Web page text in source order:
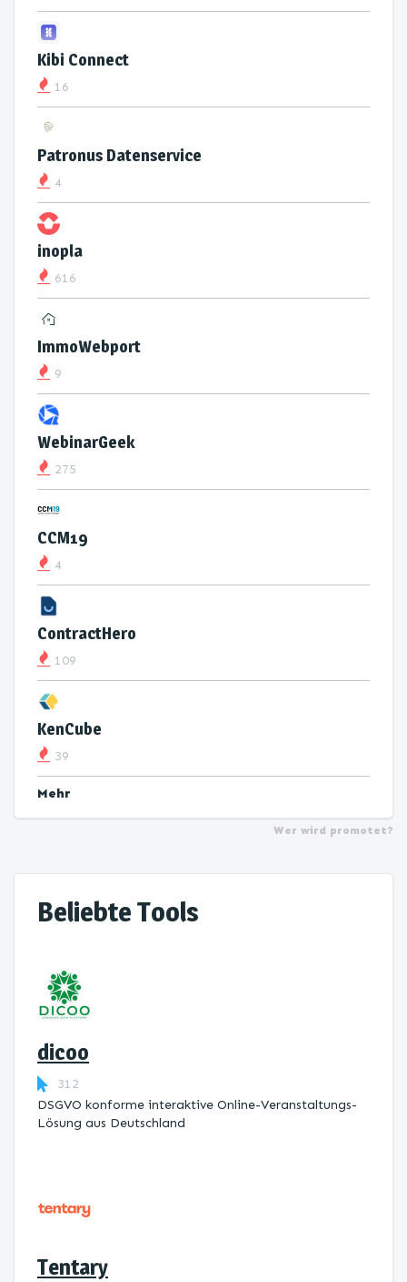
Kibi Connect
16
Patronus Datenservice
4
inopla
616
ImmoWebport
9
WebinarGeek
275
CCM19
4
ContractHero
109
KenCube
39
Mehr
Wer wird promotet?
Beliebte Tools
dicoo
312
DSGVO konforme interaktive Online-Veranstaltungs-
Lösung aus Deutschland
Tentary